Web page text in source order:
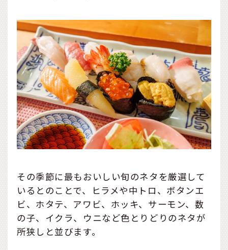
その季節に最もおいしい旬のネタを厳選して
いるとのことで、ヒラメや中トロ、ボタンエ
ビ、ホタテ、アワビ、ホッキ、サーモン、数
の子、イクラ、ウニなど色とりどりのネタが
所狭しと並びます。